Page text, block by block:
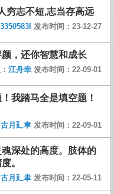
穷志不短,志当存高远
发布时间：23-12-27
，还你智慧和成长
江舟幸 发布时间：22-09-01
我踏马全是填空题！
古月廴聿 发布时间：22-09-01
深处的高度。肢体的
。
古月廴聿 发布时间：22-05-11